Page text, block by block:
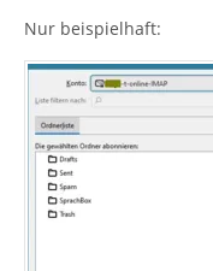
Nur beispielhaft: